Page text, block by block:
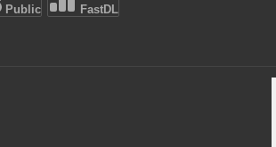
Public FastDL